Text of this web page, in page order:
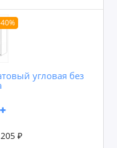
угловая без
₽